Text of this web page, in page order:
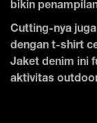
bikin
Cutting-nya
dengan t-shirt
Jaket denim ini
aktivitas